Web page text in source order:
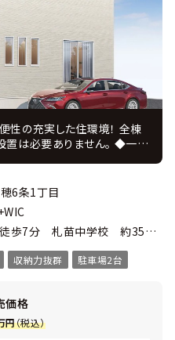
性の充実した住環境！ 全棟
必要ありません。 ◆一年
２４時間つけて
6条1丁目
札苗小学校 約550ｍ徒歩7分 札苗中学校 約350ｍ徒歩5分
収納力抜群 駐車場2台
価格
円（税込）